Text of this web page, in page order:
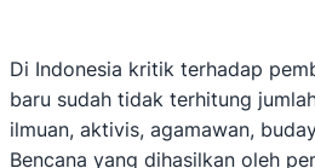
Di Indonesia kritik terhadap
baru sudah tidak terhitung
ilmuan, aktivis, agamawan,
Bencana yang dihasilkan oleh